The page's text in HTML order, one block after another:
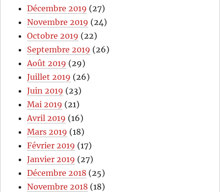
Décembre 2019 (27)
Novembre 2019 (24)
Octobre 2019 (22)
Septembre 2019 (26)
Août 2019 (29)
Juillet 2019 (26)
Juin 2019 (23)
Mai 2019 (21)
Avril 2019 (16)
Mars 2019 (18)
Février 2019 (17)
Janvier 2019 (27)
Décembre 2018 (25)
Novembre 2018 (18)